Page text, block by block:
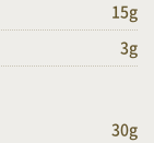
15g
3g
30g